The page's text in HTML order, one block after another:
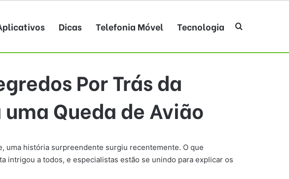
Dicas Telefonia Móvel Tecnologia Procurar por
Por Trás da
Queda de Avião
uma história surpreendente surgiu recentemente. O que
intrigou a todos, e especialistas estão se unindo para explicar os